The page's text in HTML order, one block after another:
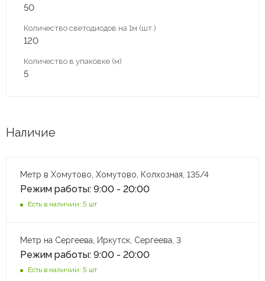
50
Количество светодиодов на 1м (шт.)
120
Количество в упаковке (м)
5
Наличие
Метр в Хомутово, Хомутово, Колхозная, 135/4
Режим работы: 9:00 - 20:00
Есть в наличии: 5 шт
Метр на Сергеева, Иркутск, Сергеева, 3
Режим работы: 9:00 - 20:00
Есть в наличии: 5 шт